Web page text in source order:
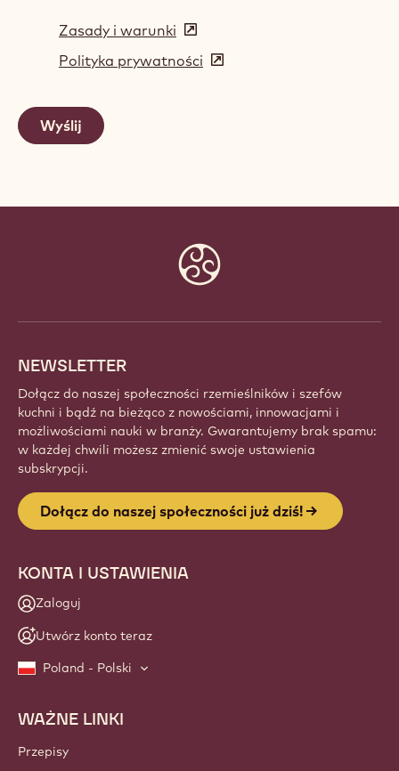
Zasady i warunki (opens
a
Polityka prywatności (opens
NEWSLETTER
Dołącz do naszej społeczności rzemieślników i szefów
kuchni i bądź na bieżąco z nowościami, innowacjami i
możliwościami nauki w branży. Gwarantujemy brak spamu:
w każdej chwili możesz zmienić swoje ustawienia
subskrypcji.
Dołącz do naszej społeczności już dziś!
KONTA I USTAWIENIA
Zaloguj
Utwórz konto teraz
Poland - Polski
Footer
Callebaut
WAŻNE LINKI
Przepisy